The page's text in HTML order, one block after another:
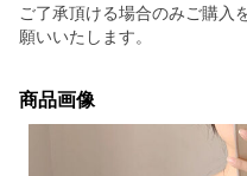
ご了承頂ける場合のみご購入
願いいたします。
商品画像